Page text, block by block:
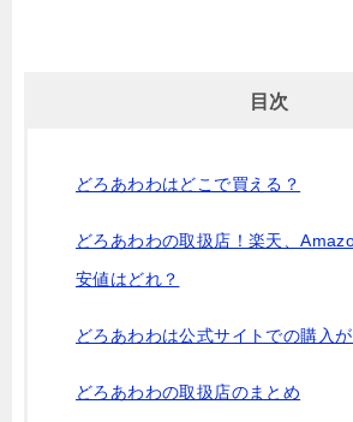
目次
どろあわわはどこで買える？
どろあわわの取扱店！楽天、
安値はどれ？
どろあわわは公式サイトでの購入が
どろあわわの取扱店のまとめ